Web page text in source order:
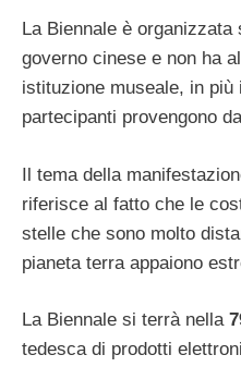
La Biennale è organizzata
governo cinese e non ha
istituzione museale, in
partecipanti provengono
Il tema della
riferisce al fatto che le
stelle che sono molto
pianeta terra appaiono
La Biennale si terrà nella
tedesca di prodotti